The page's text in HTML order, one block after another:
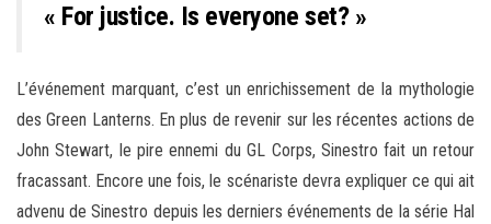
« For justice. Is everyone set? »
L’événement marquant, c’est un enrichissement de la mythologie
des Green Lanterns. En plus de revenir sur les récentes actions de
John Stewart, le pire ennemi du GL Corps, Sinestro fait un retour
fracassant. Encore une fois, le scénariste devra expliquer ce qui ait
advenu de Sinestro depuis les derniers événements de la série Hal